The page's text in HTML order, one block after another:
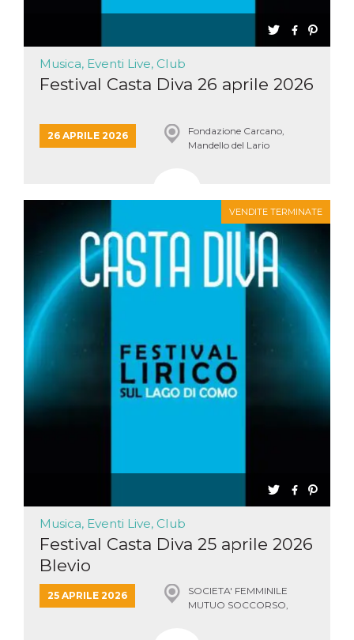
Musica, Eventi Live, Club
Festival Casta Diva 26 aprile 2026
26 APRILE 2026
Fondazione Carcano,
Mandello del Lario
VENDITE TERMINATE
Musica, Eventi Live, Club
Festival Casta Diva 25 aprile 2026
Blevio
25 APRILE 2026
SOCIETA' FEMMINILE
MUTUO SOCCORSO,